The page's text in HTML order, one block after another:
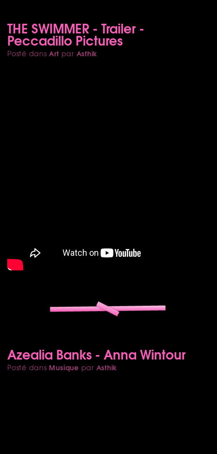
THE SWIMMER - Trailer -
Peccadillo Pictures
Posté dansArt par Asthik
Azealia Banks - Anna Wintour
Posté dans Musique par Asthik